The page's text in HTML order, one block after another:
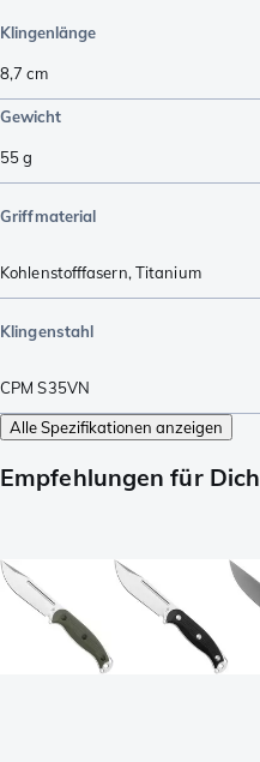
Klingenlänge
8,7 cm
Gewicht
55g
Griffmaterial
Kohlenstofffasern, Titanium
Klingenstahl
CPM S35VN
Alle Spezifikationen anzeigen
Empfehlungen für Dich